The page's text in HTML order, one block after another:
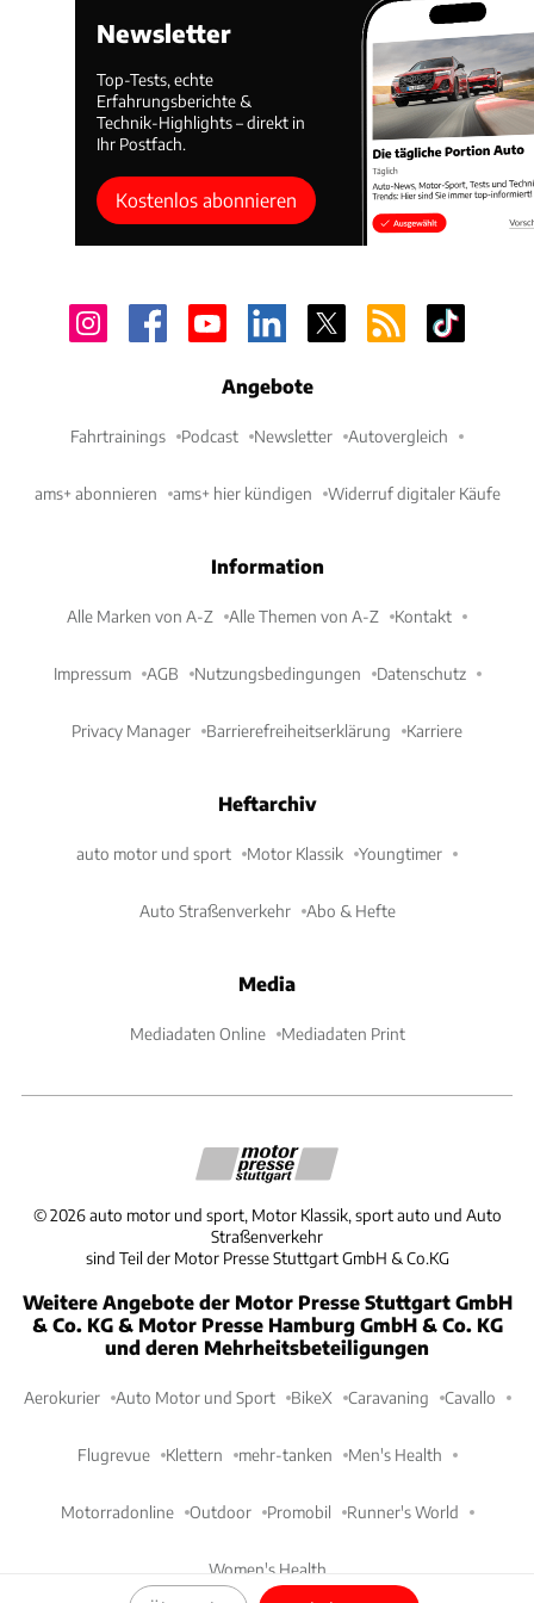
Newsletter
Top-Tests, echte
Erfahrungsberichte &
Technik-Highlights – direkt in
Ihr Postfach.
Kostenlos abonnieren
Angebote
Fahrtrainings Podcast Newsletter Autovergleich
ams+ abonnieren ams+ hier kündigen Widerruf digitaler Käufe
Information
Alle Marken von A-Z Alle Themen von A-Z Kontakt
Impressum AGB Nutzungsbedingungen Datenschutz
Privacy Manager Barrierefreiheitserklärung Karriere
Heftarchiv
auto motor und sport Motor Klassik Youngtimer
Auto Straßenverkehr Abo & Hefte
Media
Mediadaten Online Mediadaten Print
©2026 auto motor und sport, Motor Klassik, sport auto und Auto
Straßenverkehr
sind Teil der Motor Presse Stuttgart GmbH & Co.KG
Weitere Angebote der Motor Presse Stuttgart GmbH
& Co. KG & Motor Presse Hamburg GmbH & Co. KG
und deren Mehrheitsbeteiligungen
Aerokurier Auto Motor und Sport BikeX Caravaning Cavallo
Flugrevue Klettern mehr-tanken Men's Health
Motorradonline Outdoor Promobil Runner's World
Women's Health